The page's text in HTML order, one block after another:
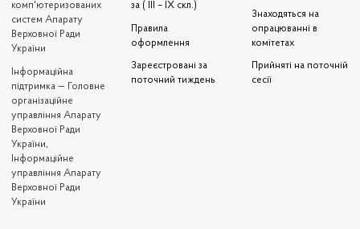
комп'ютеризованих
систем Апарату
Верховної Ради
України
Iнформаційна
підтримка — Головне
організаційне
управління Апарату
Верховної Ради
України,
Інформаційне
управління Апарату
Верховної Ради
України
за ( III – IX скл.)
Правила
оформлення
Зареєстровані за
поточний тиждень
Знаходяться на
опрацюванні в
комітетах
Прийняті на поточній
сесії